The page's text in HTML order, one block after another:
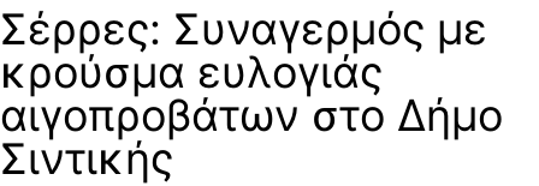
Σέρρες: Συναγερμός με
κρούσμα ευλογιάς
αιγοπροβάτων στο Δήμο
Σιντικής